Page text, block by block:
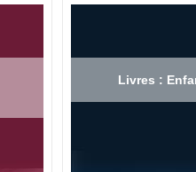
Livres :